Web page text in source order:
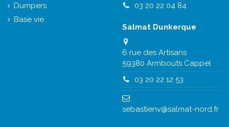
Dumpers
Base vie
03 20 22 04 84
Salmat Dunkerque
6 rue des Artisans
59380 Armbouts Cappel
03 20 22 12 53
sebastienv@salmat-nord.fr